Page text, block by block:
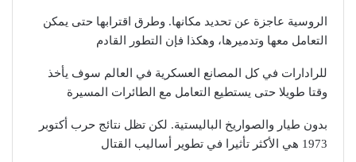
الروسية عاجزة عن تحديد مكانها. وطرق اقترابها حتى يمكن
التعامل معها وتدميرها، وهكذا فإن التطور القادم
للرادارات في كل المصانع العسكرية في العالم سوف يأخذ
وقتا طويلا حتى يستطيع التعامل مع الطائرات المسيرة
بدون طيار والصواريخ الباليستية. لكن تظل نتائج حرب أكتوبر
1973 هي الأكثر تأثيرا في تطوير أساليب القتال